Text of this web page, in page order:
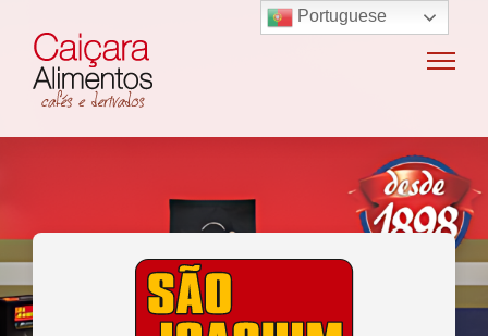
Locação e vendas de máquinas de café
Manutenção e oficina
Terceirização
Nossas marcas
Portuguese